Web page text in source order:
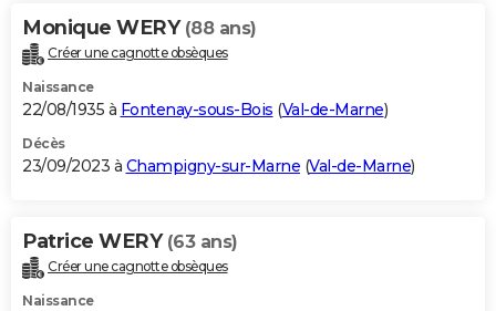
Monique WERY (88 ans)
Créer une cagnotte obsèques
Naissance
22/08/1935 à Fontenay-sous-Bois (Val-de-Marne)
Décès
23/09/2023 à Champigny-sur-Marne (Val-de-Marne)
Patrice WERY (63 ans)
Créer une cagnotte obsèques
Naissance